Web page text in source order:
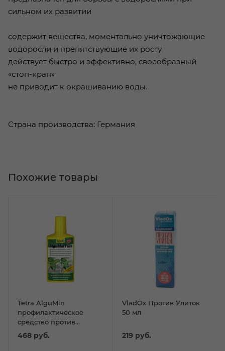
сильном их развитии
содержит вещества, моментально уничтожающие
водоросли и препятствующие их росту
действует быстро и эффективно, своеобразный
«стоп-кран»
не приводит к окрашиванию воды.
Страна производства: Германия
Tetra AlguMin
профилактическое
средство против
водорослей 100мл.
468 руб.
VladOx Против Улиток
50 мл
219 руб.
Похожие товары